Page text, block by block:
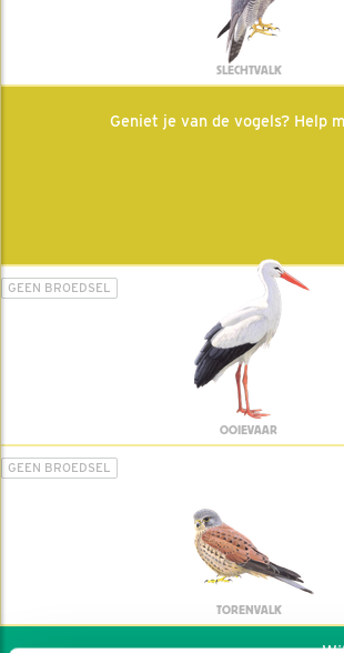
SLECHTVALK
Geniet je van de vogels? Help
GEEN BROEDSEL
OOIEVAAR
GEEN BROEDSEL
TORENVALK